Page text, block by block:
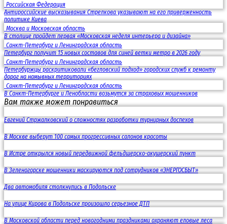
Российская Федерация
Антироссийские высказывания Стрелкова указывают на его приверженность
политике Киева
Москва и Московская область
В столице пройдет первая «Московская неделя интерьера и дизайна»
Санкт-Петербург и Ленинградская область
Петербург получит 15 новых составов для синей ветки метро в 2026 году
Санкт-Петербург и Ленинградская область
Петербуржцы раскритиковали «бегловский подход» городских служб к ремонту
дорог на намывных территориях
Санкт-Петербург и Ленинградская область
В Санкт-Петербурге и Ленобласти возьмутся за страховых мошенников
Вам также может понравиться
Евгений Стржалковский о сложностях разработки турнирных доспехов
В Москве выберут 100 самых прогрессивных салонов красоты
В Истре открылся новый передвижной фельдшерско-акушерский пункт
В Зеленогорске мошенники маскируются под сотрудников «ЭНЕРГОСБЫТ»
Два автомобиля столкнулись в Подольске
На улице Кирова в Подольске произошло серьезное ДТП
В Московской области перед новогодними праздниками охраняют еловые леса